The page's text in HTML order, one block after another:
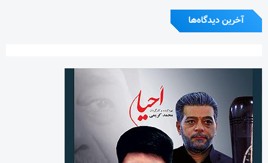
آخرین دیدگاه‌ها